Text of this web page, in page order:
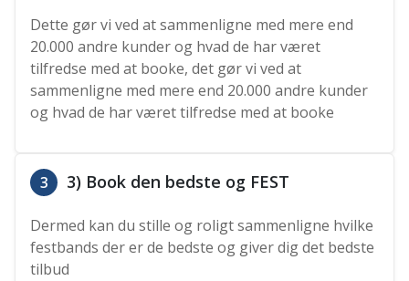
Dette gør vi ved at sammenligne med mere end
20.000 andre kunder og hvad de har været
tilfredse med at booke, det gør vi ved at
sammenligne med mere end 20.000 andre kunder
og hvad de har været tilfredse med at booke
3 3) Book den bedste og FEST
Dermed kan du stille og roligt sammenligne hvilke
festbands der er de bedste og giver dig det bedste
tilbud